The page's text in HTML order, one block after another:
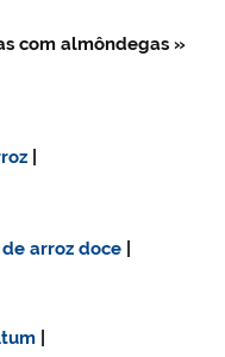
com almôndegas »
dearroz doce